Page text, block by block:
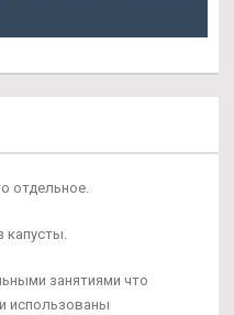
отдельное.
капусты.
занятиями что
использованы